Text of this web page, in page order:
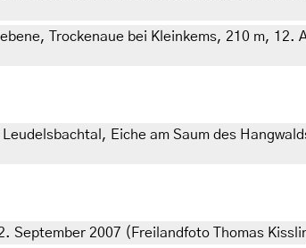
Trockenaue bei Kleinkems, 210 m,
Eiche am Saum des
September 2007 (Freilandfoto Thomas